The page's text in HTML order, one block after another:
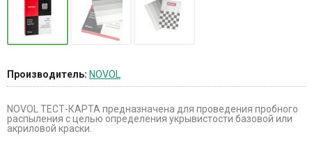
Производитель: NOVOL
NOVOL ТЕСТ-КАРТА предназначена для проведения пробного
распыления с целью определения укрывистости базовой или
акриловой краски.